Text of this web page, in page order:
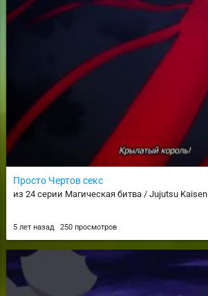
Просто Чертов секс
из 24 серии Магическая битва / Jujutsu Kaisen
5 лет назад 250 просмотров